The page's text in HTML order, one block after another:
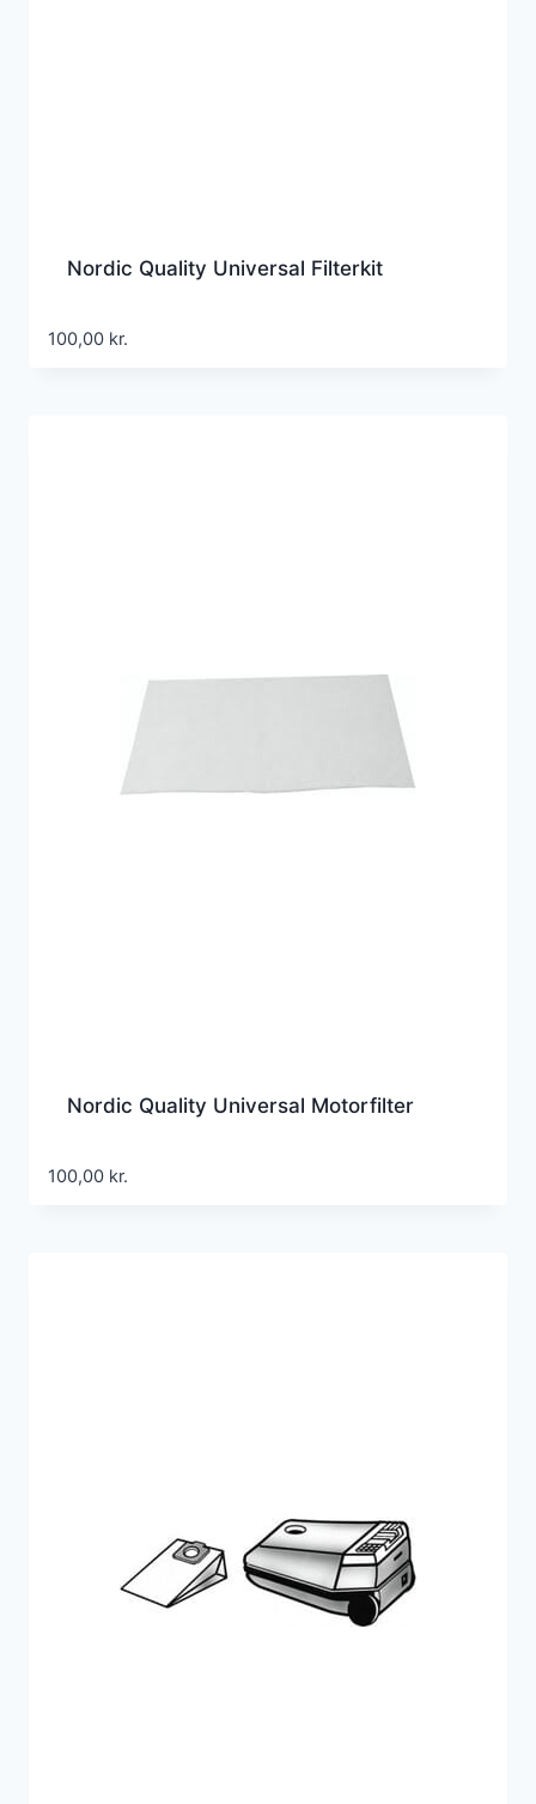
Nordic Quality Universal Filterkit
100,00 kr.
Nordic Quality Universal Motorfilter
100,00 kr.